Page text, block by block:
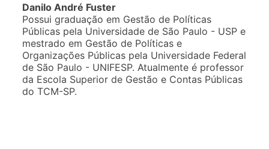
Danilo André Fuster
Possui graduação em Gestão de Políticas
Públicas pela Universidade de São Paulo - USP e
mestrado em Gestão de Políticas e
Organizações Públicas pela Universidade Federal
de São Paulo - UNIFESP. Atualmente é professor
da Escola Superior de Gestão e Contas Públicas
do TCM-SP.